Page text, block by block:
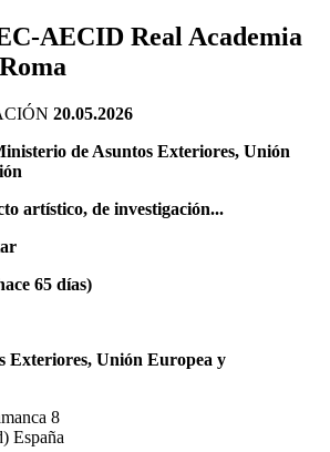
AECID Real Academia
20.05.2026
de Asuntos Exteriores, Unión
artístico, de investigación...
65 días)
Exteriores, Unión Europea y
8
España